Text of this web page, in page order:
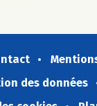
des données